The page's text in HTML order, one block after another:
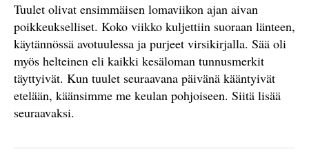
Tuulet olivat ensimmäisen lomaviikon ajan aivan
poikkeukselliset. Koko viikko kuljettiin suoraan länteen,
käytännössä avotuulessa ja purjeet virsikirjalla. Sää oli
myös helteinen eli kaikki kesäloman tunnusmerkit
täyttyivät. Kun tuulet seuraavana päivänä kääntyivät
etelään, käänsimme me keulan pohjoiseen. Siitä lisää
seuraavaksi.